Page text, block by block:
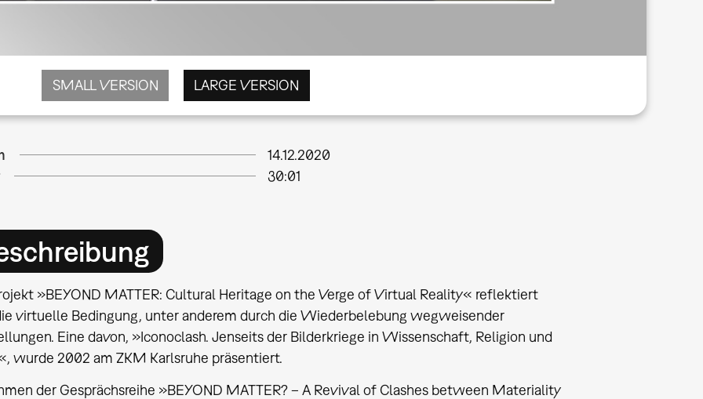
SMALL VERSION LARGE VERSION
14.12.2020
30:01
»BEYOND MATTER: Cultural Heritage on the Verge of Virtual Reality« reflektiert
virtuelle Bedingung, unter anderem durch die Wiederbelebung wegweisender
Eine davon, »Iconoclash. Jenseits der Bilderkriege in Wissenschaft, Religion und
wurde 2002 am ZKM Karlsruhe präsentiert.
der Gesprächsreihe »BEYOND MATTER? – A Revival of Clashes between Materiality